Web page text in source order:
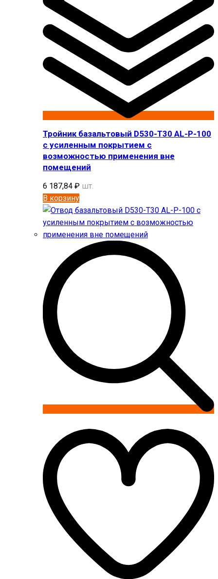
Тройник базальтовый D530-T30 AL-P-100
с усиленным покрытием с
возможностью применения вне
помещений
6 187,84 ₽ шт.
В корзину